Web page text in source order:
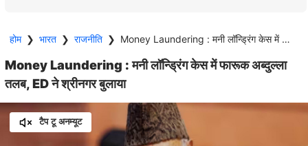
होम ❯ भारत ❯ राजनीति ❯ Money Laundering : मनी लॉन्ड्रिंग केस में फारूक अब्दुल्ला तलब, ED ने श्रीनगर बुलाया
Money Laundering : मनी लॉन्ड्रिंग केस में फारूक अब्दुल्ला
तलब, ED ने श्रीनगर बुलाया
टैप टू अनम्यूट